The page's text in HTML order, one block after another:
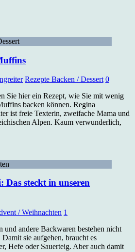
Rezepte Backen / Dessert 0
Sie hier ein Rezept, wie Sie mit wenig
backen können. Regina
ist freie Texterin, zweifache Mama und
Alpen. Kaum verwunderlich,
Das steckt in unseren
/ Weihnachten 1
und andere Backwaren bestehen nicht
sie aufgehen, braucht es
Hefe oder Sauerteig. Aber auch damit